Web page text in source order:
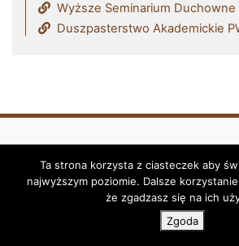
Wyższe Seminarium Duchowne
Duszpasterstwo Akademickie
Klasztor i Parafia Franciszkanów -
(Reformatów) w Przemyślu © 2026
Ta strona korzysta z ciasteczek aby
najwyższym poziomie. Dalsze
że zgadzasz się na ich
Zgoda